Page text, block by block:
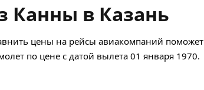
Канны в Казань
цены на рейсы авиакомпаний
по цене с датой вылета 01 января 1970.